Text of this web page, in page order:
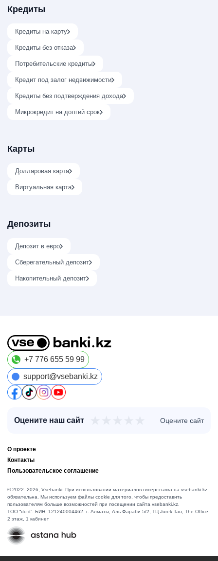
Кредиты
Кредиты на карту
Кредиты без отказа
Потребительские кредиты
Кредит под залог недвижимости
Кредиты без подтверждения дохода
Микрокредит на долгий срок
Карты
Долларовая карта
Виртуальная карта
Депозиты
Депозит в евро
Сберегательный депозит
Накопительный депозит
+7 776 655 59 99
support@vsebanki.kz
Оцените наш сайт Оцените сайт
О проекте
Контакты
Пользовательское соглашение
© 2022–2026, Vsebanki. При использовании материалов гиперссылка на vsebanki.kz
обязательна. Мы используем файлы cookie для того, чтобы предоставить
пользователям больше возможностей при посещении сайта vsebanki.kz.
TOO “do-it”. БИН: 121240004462. г. Алматы, ​Аль-Фараби 5/2, ТЦ Jurek Tau, The Office,
2 этаж, 1 кабинет